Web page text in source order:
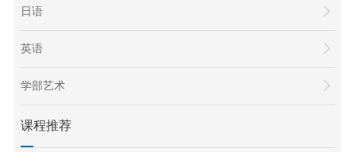
日语
英语
学部艺术
课程推荐